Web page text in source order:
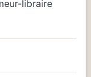
libraire